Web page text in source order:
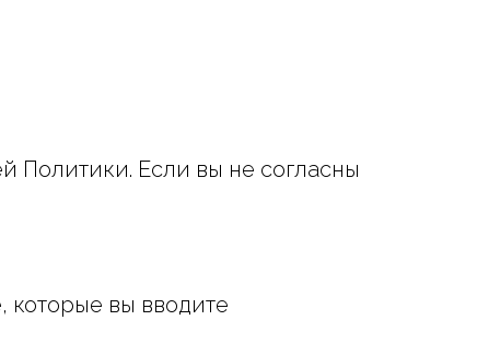
Политики. Если вы не согласны
которые вы вводите